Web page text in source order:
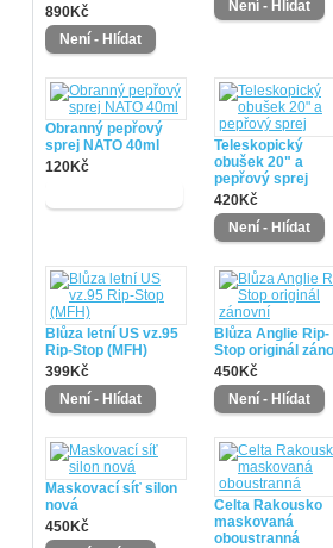
890Kč
Obranný pepřový
sprej NATO 40ml
120Kč
Teleskopický
obušek 20" a
pepřový sprej
420Kč
Blůza letní US vz.95
Rip-Stop (MFH)
399Kč
Blůza Anglie Rip-
Stop originál
450Kč
Maskovací síť silon
nová
450Kč
Celta Rakousko
maskovaná
oboustranná